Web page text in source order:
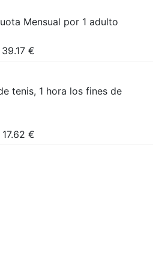
Mensual por 1 adulto
39.17 €
tenis, 1 hora los fines de
17.62 €